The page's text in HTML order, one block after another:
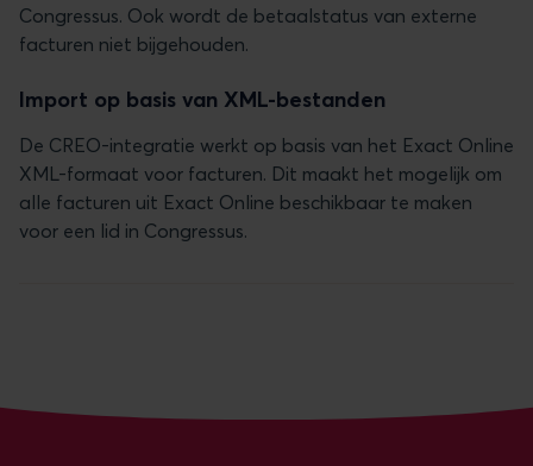
Congressus. Ook wordt de betaalstatus van externe
facturen niet bijgehouden.
Import op basis van XML-bestanden
De CREO-integratie werkt op basis van het Exact Online
XML-formaat voor facturen. Dit maakt het mogelijk om
alle facturen uit Exact Online beschikbaar te maken
voor een lid in Congressus.